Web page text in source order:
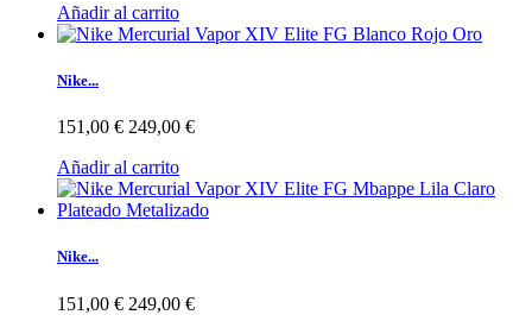
Añadir al carrito
Nike...
151,00 € 249,00 €
Añadir al carrito
Nike...
151,00 € 249,00 €